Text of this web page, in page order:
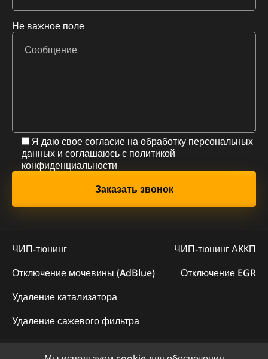
Не важное поле
Я даю свое согласие на обработку персональных
данных и соглашаюсь с политикой
конфиденциальности
ЧИП-тюнинг
ЧИП-тюнинг АККП
Отключение мочевины (AdBlue)
Отключение EGR
Удаление катализатора
Удаление сажевого фильтра